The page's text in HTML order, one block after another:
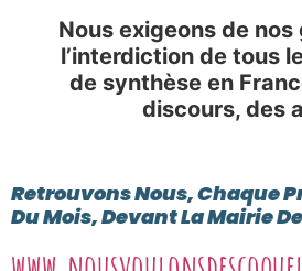
Nous exigeons de
l’interdiction de tous
de synthèse en
discours, des
Retrouvons Nous, Chaque
Du Mois, Devant La Mairie